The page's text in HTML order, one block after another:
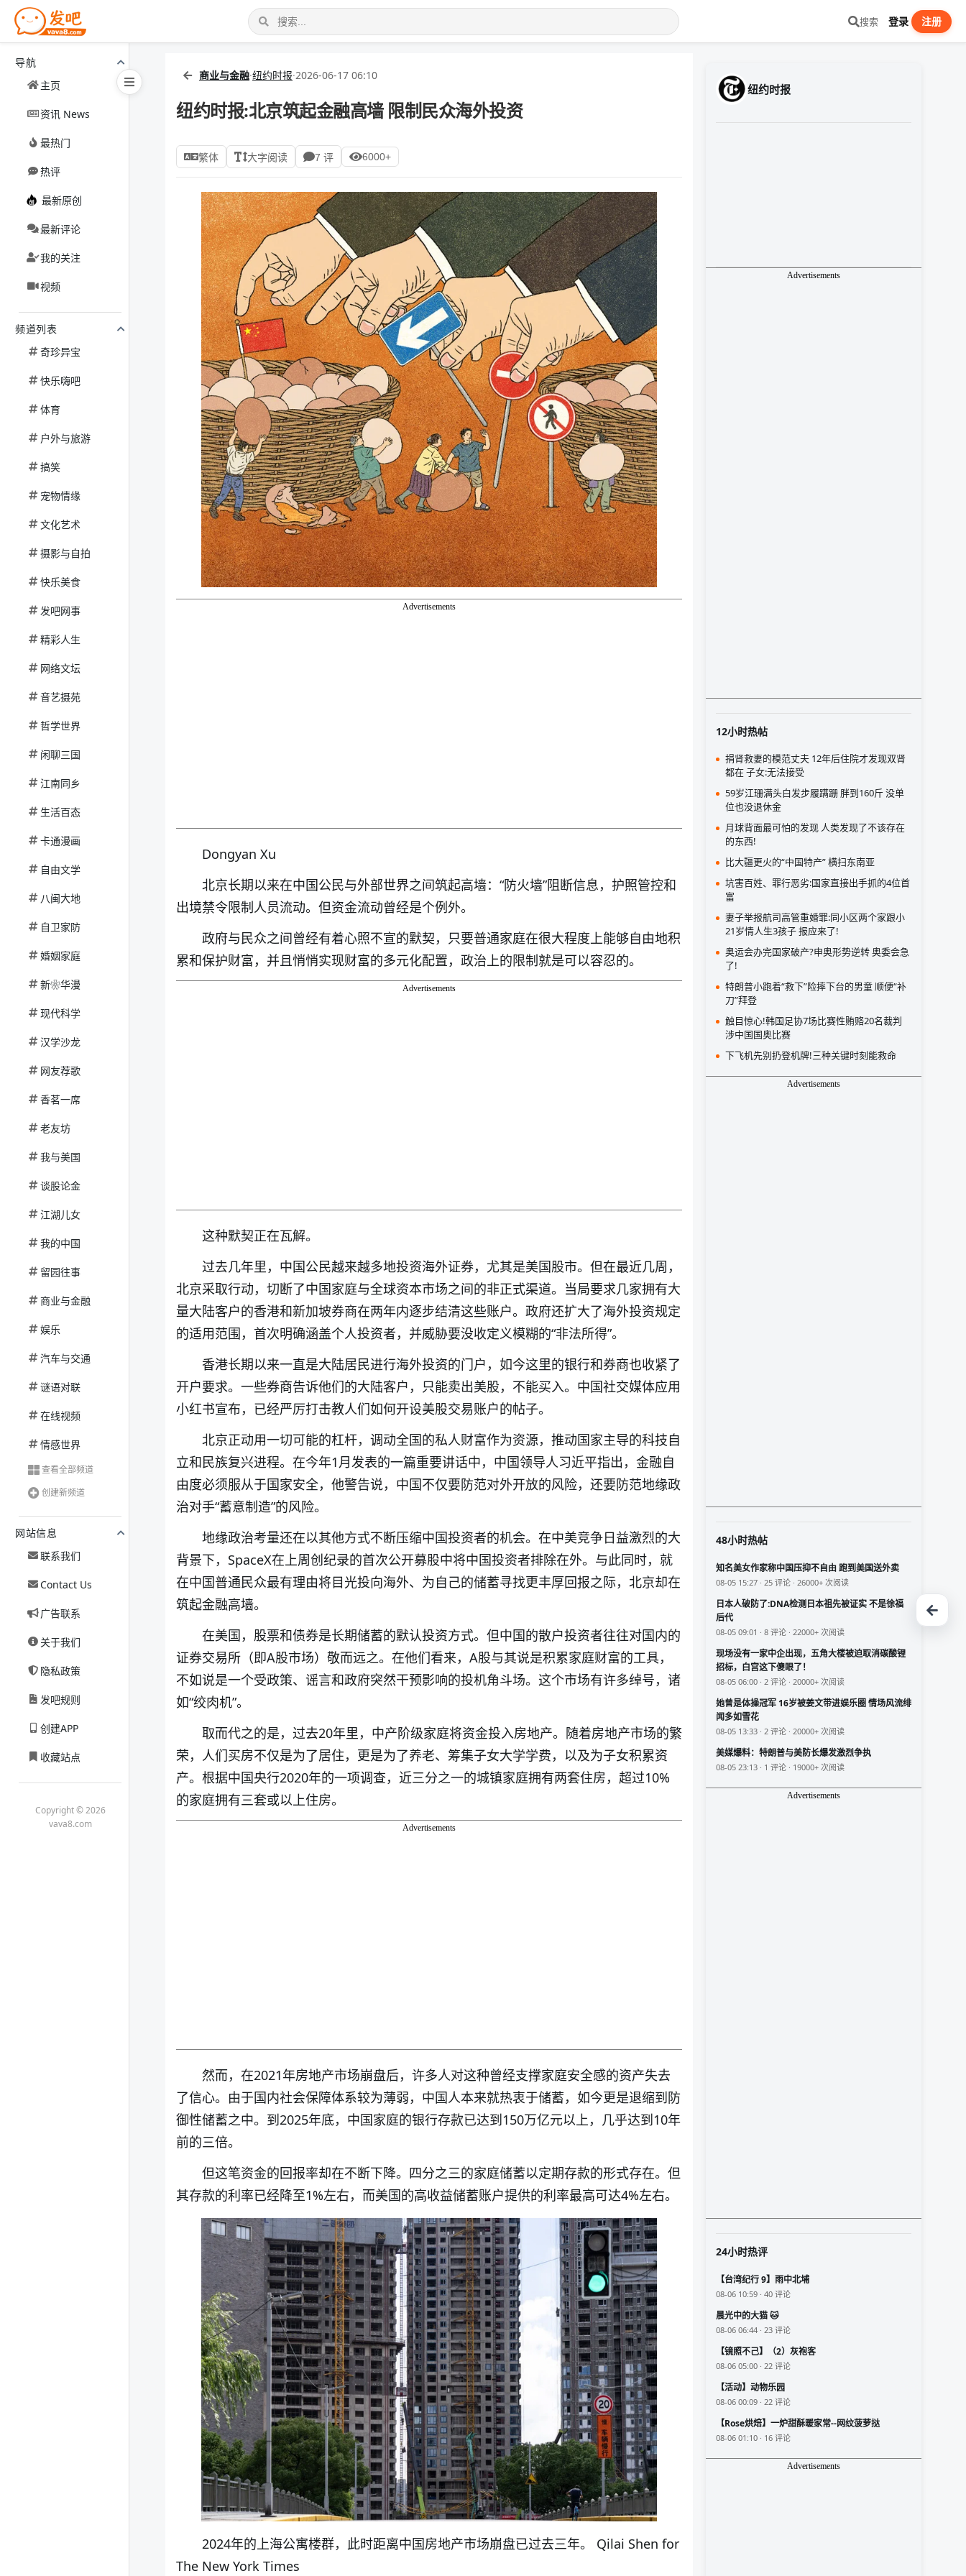
搜索 登录 注册
导航
主页
资讯 News
最热门
热评
最新原创
最新评论
我的关注
视频
频道列表
奇珍异宝
快乐嗨吧
体育
户外与旅游
搞笑
宠物情缘
文化艺术
摄影与自拍
快乐美食
发吧网事
精彩人生
网络文坛
音艺摄苑
哲学世界
闲聊三国
江南同乡
生活百态
卡通漫画
自由文学
八闽大地
自卫家防
婚姻家庭
新❀华漫
现代科学
汉学沙龙
网友荐歌
香茗一席
老友坊
我与美国
谈股论金
江湖儿女
我的中国
留园往事
商业与金融
娱乐
汽车与交通
谜语对联
在线视频
情感世界
查看全部频道
创建新频道
网站信息
联系我们
Contact Us
广告联系
关于我们
隐私政策
发吧规则
创建APP
收藏站点
Copyright © 2026
vava8.com
商业与金融·纽约时报·2026-06-17 06:10
纽约时报:北京筑起金融高墙 限制民众海外投资
繁体 大字阅读 7 评 6000+
Advertisements
Dongyan Xu
北京长期以来在中国公民与外部世界之间筑起高墙：“防火墙”阻断信息，护照管控和
出境禁令限制人员流动。但资金流动曾经是个例外。
政府与民众之间曾经有着心照不宣的默契，只要普通家庭在很大程度上能够自由地积
累和保护财富，并且悄悄实现财富的多元化配置，政治上的限制就是可以容忍的。
Advertisements
这种默契正在瓦解。
过去几年里，中国公民越来越多地投资海外证券，尤其是美国股市。但在最近几周，
北京采取行动，切断了中国家庭与全球资本市场之间的非正式渠道。当局要求几家拥有大
量大陆客户的香港和新加坡券商在两年内逐步结清这些账户。政府还扩大了海外投资规定
的适用范围，首次明确涵盖个人投资者，并威胁要没收定义模糊的“非法所得”。
香港长期以来一直是大陆居民进行海外投资的门户，如今这里的银行和券商也收紧了
开户要求。一些券商告诉他们的大陆客户，只能卖出美股，不能买入。中国社交媒体应用
小红书宣布，已经严厉打击教人们如何开设美股交易账户的帖子。
北京正动用一切可能的杠杆，调动全国的私人财富作为资源，推动国家主导的科技自
立和民族复兴进程。在今年1月发表的一篇重要讲话中，中国领导人习近平指出，金融自
由度必须服从于国家安全，他警告说，中国不仅要防范对外开放的风险，还要防范地缘政
治对手“蓄意制造”的风险。
地缘政治考量还在以其他方式不断压缩中国投资者的机会。在中美竞争日益激烈的大
背景下，SpaceX在上周创纪录的首次公开募股中将中国投资者排除在外。与此同时，就
在中国普通民众最有理由将目光投向海外、为自己的储蓄寻找更丰厚回报之际，北京却在
筑起金融高墙。
在美国，股票和债券是长期储蓄的默认投资方式。但中国的散户投资者往往对国内的
证券交易所（即A股市场）敬而远之。在他们看来，A股与其说是积累家庭财富的工具，
不如说是一个受政策、谣言和政府突然干预影响的投机角斗场。这个市场有许多绰号，诸
如“绞肉机”。
取而代之的是，过去20年里，中产阶级家庭将资金投入房地产。随着房地产市场的繁
荣，人们买房不仅是为了居住，更是为了养老、筹集子女大学学费，以及为子女积累资
产。根据中国央行2020年的一项调查，近三分之一的城镇家庭拥有两套住房，超过10%
的家庭拥有三套或以上住房。
Advertisements
然而，在2021年房地产市场崩盘后，许多人对这种曾经支撑家庭安全感的资产失去
了信心。由于国内社会保障体系较为薄弱，中国人本来就热衷于储蓄，如今更是退缩到防
御性储蓄之中。到2025年底，中国家庭的银行存款已达到150万亿元以上，几乎达到10年
前的三倍。
但这笔资金的回报率却在不断下降。四分之三的家庭储蓄以定期存款的形式存在。但
其存款的利率已经降至1%左右，而美国的高收益储蓄账户提供的利率最高可达4%左右。
2024年的上海公寓楼群，此时距离中国房地产市场崩盘已过去三年。 Qilai Shen for
The New York Times
纽约时报
Advertisements
12小时热帖
捐肾救妻的模范丈夫 12年后住院才发现双肾
都在 子女:无法接受
59岁江珊满头白发步履蹒跚 胖到160斤 没单
位也没退休金
月球背面最可怕的发现 人类发现了不该存在
的东西!
比大疆更火的“中国特产” 横扫东南亚
坑害百姓、罪行恶劣:国家直接出手抓的4位首
富
妻子举报航司高管重婚罪:同小区两个家跟小
21岁情人生3孩子 报应来了!
奥运会办完国家破产?申奥形势逆转 奥委会急
了!
特朗普小跑着“救下”险摔下台的男童 顺便“补
刀”拜登
触目惊心!韩国足协7场比赛性贿赂20名裁判
涉中国国奥比赛
下飞机先别扔登机牌!三种关键时刻能救命
Advertisements
48小时热帖
知名美女作家称中国压抑不自由 跑到美国送外卖
08-05 15:27 · 25 评论 · 26000+ 次阅读
日本人破防了:DNA检测日本祖先被证实 不是徐福
后代
08-05 09:01 · 8 评论 · 22000+ 次阅读
现场没有一家中企出现，五角大楼被迫取消碳酸锂
招标，白宫这下傻眼了！
08-05 06:00 · 2 评论 · 20000+ 次阅读
她曾是体操冠军 16岁被姜文带进娱乐圈 情场风流绯
闻多如雪花
08-05 13:33 · 2 评论 · 20000+ 次阅读
美媒爆料：特朗普与美防长爆发激烈争执
08-05 23:13 · 1 评论 · 19000+ 次阅读
Advertisements
24小时热评
【台湾纪行 9】雨中北埔
08-06 10:59 · 40 评论
晨光中的大猫 🐱
08-06 06:44 · 23 评论
【镜照不己】（2）灰袍客
08-06 05:00 · 22 评论
【活动】动物乐园
08-06 00:09 · 22 评论
【Rose烘焙】一炉甜酥暖家常--网纹菠萝挞
08-06 01:10 · 16 评论
Advertisements